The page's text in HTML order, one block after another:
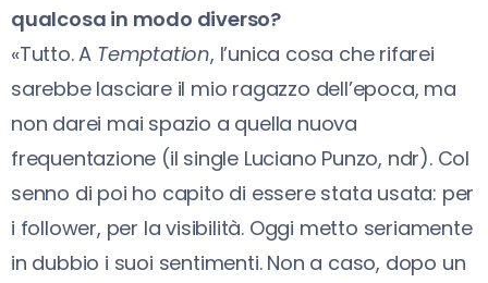
qualcosa in modo diverso?
«Tutto. A Temptation, l’unica cosa che rifarei
sarebbe lasciare il mio ragazzo dell’epoca, ma
non darei mai spazio a quella nuova
frequentazione (il single Luciano Punzo, ndr). Col
senno di poi ho capito di essere stata usata: per
i follower, per la visibilità. Oggi metto seriamente
in dubbio i suoi sentimenti. Non a caso, dopo un